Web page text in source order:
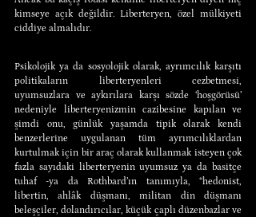
kimseye açık değildir. Liberteryen, özel mülkiyeti
ciddiye almalıdır.
Psikolojik ya da sosyolojik olarak, ayrımcılık karşıtı
politikaların liberteryenleri cezbetmesi,
uyumsuzlara ve aykırılara karşı sözde ‘hoşgörüsü’
nedeniyle liberteryenizmin cazibesine kapılan ve
şimdi onu, günlük yaşamda tipik olarak kendi
benzerlerine uygulanan tüm ayrımcılıklardan
kurtulmak için bir araç olarak kullanmak isteyen çok
fazla sayıdaki liberteryenin uyumsuz ya da basitçe
tuhaf -ya da Rothbard’ın tanımıyla, “hedonist,
libertin, ahlâk düşmanı, militan din düşmanı
beleşçiler, dolandırıcılar, küçük çaplı düzenbazlar ve